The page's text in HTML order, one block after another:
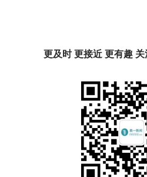
更及时 更接近 更有趣